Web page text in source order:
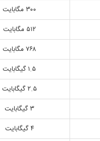
۳۰۰ مگابایت
۵۱۲ مگابایت
۷۶۸ مگابایت
۱.۵ گیگابایت
۲.۵ گیگابایت
۳ گیگابایت
۴ گیگابایت